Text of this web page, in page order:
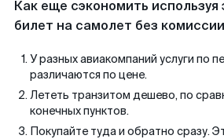
Как еще сэкономить используя
билет на самолет без
У разных авиакомпаний услуги по
различаются по цене.
Лететь транзитом дешево, по
конечных пунктов.
Покупайте туда и обратно сразу.